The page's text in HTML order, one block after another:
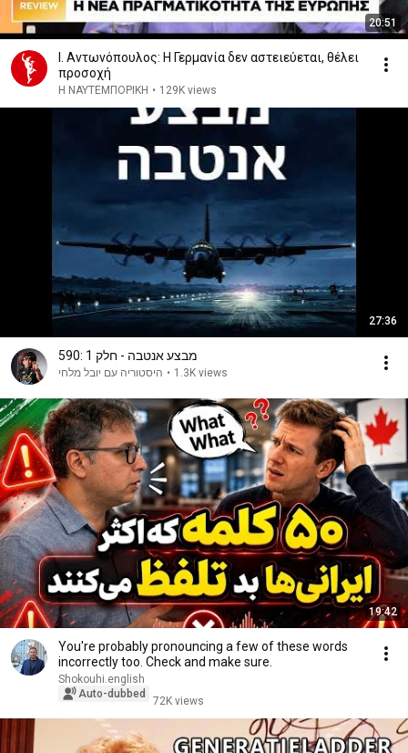
20:51
Ι. Αντωνόπουλος: Η Γερμανία δεν αστειεύεται, θέλει
προσοχή
Η ΝΑΥΤΕΜΠΟΡΙΚΗ • 129K views
27:36
590: מבצע אנטבה - חלק 1
היסטוריה עם יובל מלחי • 1.3K views
19:42
You're probably pronouncing a few of these words
incorrectly too. Check and make sure.
Shokouhi.english
Auto-dubbed
72K views